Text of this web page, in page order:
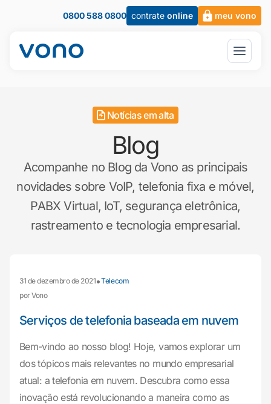
0800 588 0800 contrate online meu vono
Notícias em alta
Blog
Acompanhe no Blog da Vono as principais
novidades sobre VoIP, telefonia fixa e móvel,
PABX Virtual, IoT, segurança eletrônica,
rastreamento e tecnologia empresarial.
31 de dezembro de 2021•Telecom
por Vono
Serviços de telefonia baseada em nuvem
Bem-vindo ao nosso blog! Hoje, vamos explorar um
dos tópicos mais relevantes no mundo empresarial
atual: a telefonia em nuvem. Descubra como essa
inovação está revolucionando a maneira como as